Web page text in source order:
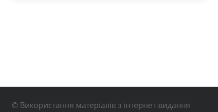
© Використання матеріалів з інтернет-видання